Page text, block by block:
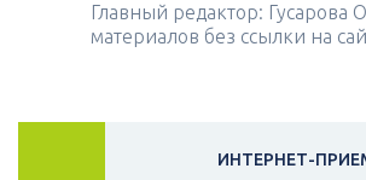
Главный редактор: Гусарова
материалов без ссылки на
ИНТЕРНЕТ-